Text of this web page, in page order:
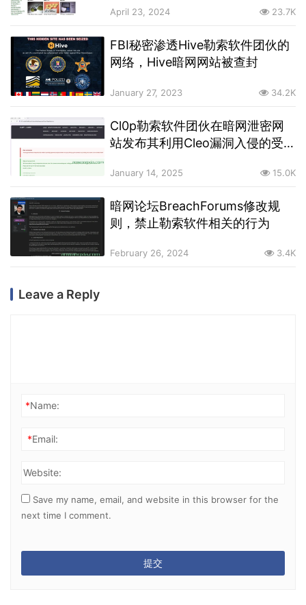
April 23, 2024 23.7K
FBI秘密渗透Hive勒索软件团伙的
网络，Hive暗网网站被查封
January 27, 2023 34.2K
Cl0p勒索软件团伙在暗网泄密网
站发布其利用Cleo漏洞入侵的受
January 14, 2025 15.0K
暗网论坛BreachForums修改规
则，禁止勒索软件相关的行为
February 26, 2024 3.4K
Leave a Reply
*Name:
*Email:
Website:
Save my name, email, and website in this browser for the
next time I comment.